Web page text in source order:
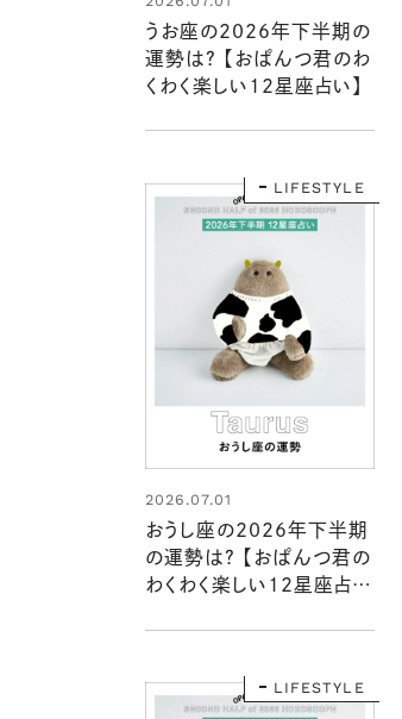
うお座の2026年下半期の
運勢は？ 【おぱんつ君のわ
くわく楽しい12星座占い】
LIFESTYLE
2026.07.01
おうし座の2026年下半期
の運勢は？ 【おぱんつ君の
わくわく楽しい12星座占
LIFESTYLE